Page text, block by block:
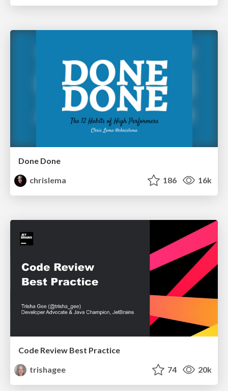
Done Done
chrislema
186 16k
Code Review Best Practice
trishagee
74 20k